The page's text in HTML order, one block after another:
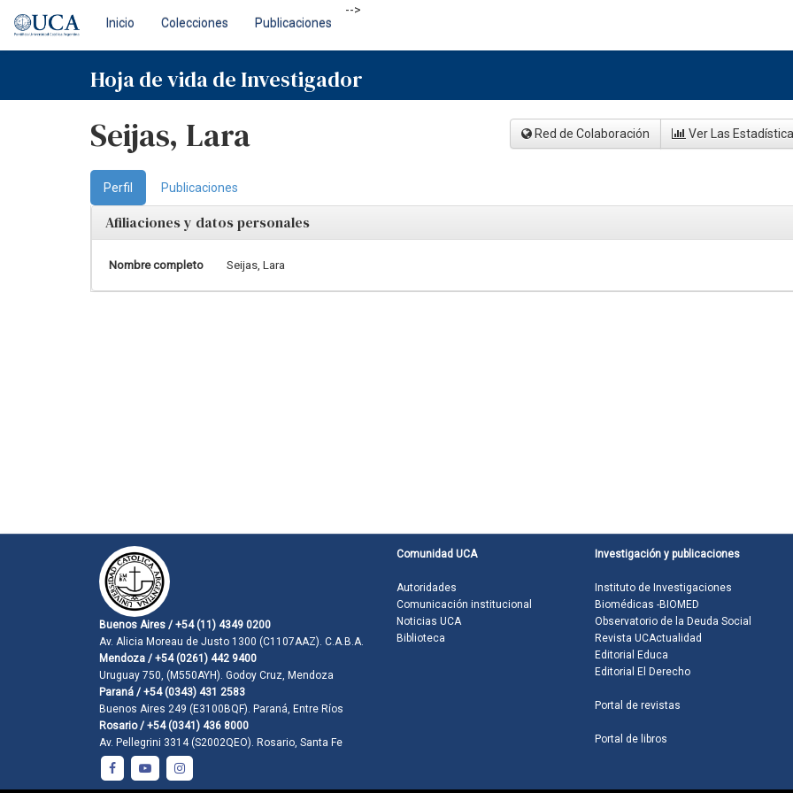
navigation
Inicio Colecciones Publicaciones
-->
Hoja de vida de Investigador
Seijas, Lara Red de Colaboración Ver Las
Perfil Publicaciones
Afiliaciones y datos personales
Nombre completo Seijas, Lara
Buenos Aires / +54 (11) 4349 0200
Av. Alicia Moreau de Justo 1300 (C1107AAZ). C.A.B.A.
Mendoza / +54 (0261) 442 9400
Uruguay 750, (M550AYH). Godoy Cruz, Mendoza
Paraná / +54 (0343) 431 2583
Buenos Aires 249 (E3100BQF). Paraná, Entre Ríos
Rosario / +54 (0341) 436 8000
Av. Pellegrini 3314 (S2002QEO). Rosario, Santa Fe
Comunidad UCA
Autoridades
Comunicación institucional
Noticias UCA
Biblioteca
Investigación y publicaciones
Instituto de Investigaciones
Biomédicas -BIOMED
Observatorio de la Deuda Social
Revista UCActualidad
Editorial Educa
Editorial El Derecho
Portal de revistas
Portal de libros